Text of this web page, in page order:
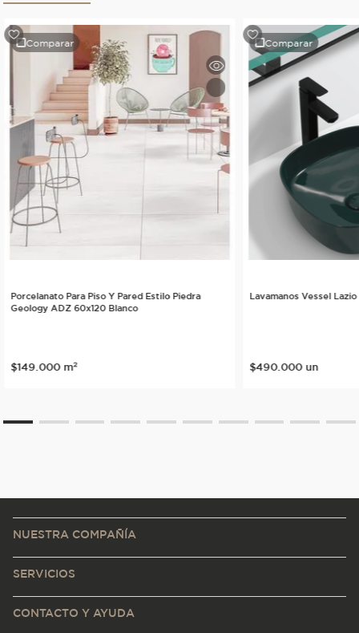
Comparar
Porcelanato Para Piso Y Pared Estilo Piedra
Geology ADZ 60x120 Blanco
$149. 000 m²
Comparar
Lavamanos Vessel
$490.000 un
NUESTRA COMPAÑÍA
SERVICIOS
CONTACTO Y AYUDA